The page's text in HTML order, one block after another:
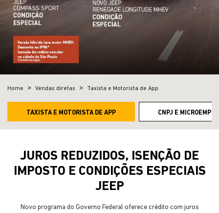
Home Vendas diretas Taxista e Motorista de App
CNPJ E
TAXISTA E MOTORISTA DE APP
JUROS REDUZIDOS, ISENÇÃO DE
IMPOSTO E CONDIÇÕES ESPECIAIS
JEEP
Novo programa do Governo Federal oferece crédito com juros